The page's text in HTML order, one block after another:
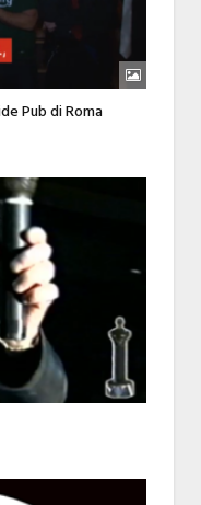
Pub di Roma